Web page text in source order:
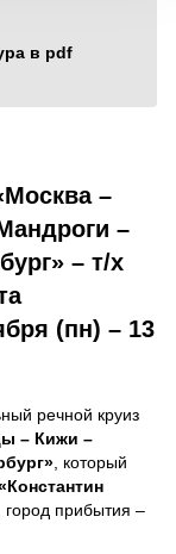
в pdf
–
–
– т/х
(пн) – 13
речной круиз
– Кижи –
, который
, город прибытия –